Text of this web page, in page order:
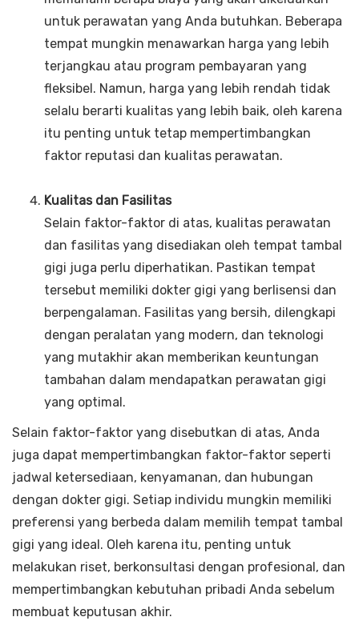
untuk perawatan yang Anda butuhkan. Beberapa
tempat mungkin menawarkan harga yang lebih
terjangkau atau program pembayaran yang
fleksibel. Namun, harga yang lebih rendah tidak
selalu berarti kualitas yang lebih baik, oleh karena
itu penting untuk tetap mempertimbangkan
faktor reputasi dan kualitas perawatan.
Kualitas dan Fasilitas
Selain faktor-faktor di atas, kualitas perawatan
dan fasilitas yang disediakan oleh tempat tambal
gigi juga perlu diperhatikan. Pastikan tempat
tersebut memiliki dokter gigi yang berlisensi dan
berpengalaman. Fasilitas yang bersih, dilengkapi
dengan peralatan yang modern, dan teknologi
yang mutakhir akan memberikan keuntungan
tambahan dalam mendapatkan perawatan gigi
yang optimal.
Selain faktor-faktor yang disebutkan di atas, Anda
juga dapat mempertimbangkan faktor-faktor seperti
jadwal ketersediaan, kenyamanan, dan hubungan
dengan dokter gigi. Setiap individu mungkin memiliki
preferensi yang berbeda dalam memilih tempat tambal
gigi yang ideal. Oleh karena itu, penting untuk
melakukan riset, berkonsultasi dengan profesional, dan
mempertimbangkan kebutuhan pribadi Anda sebelum
membuat keputusan akhir.